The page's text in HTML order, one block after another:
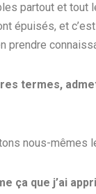
partout et tout
épuisés, et
prendre
termes,
nous-mêmes
ça que j’ai